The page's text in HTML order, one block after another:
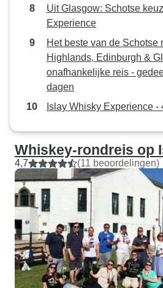
Uit Glasgow: Schotse
Experience
Het beste van de Schotse
Highlands, Edinburgh &
onafhankelijke reis -
dagen
Islay Whisky Experience -
Whiskey-rondreis op
4,7 (11 beoordelingen)